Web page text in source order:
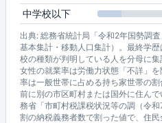
中学校以下
出典: 総務省統計局「令和2年国勢調
基本集計・移動人口集計）。最終学
校の種類が判明している人を分母に集
女性の就業率は労働力状態「不詳」
率は一般世帯に占める持ち家世帯の
前に別の市区町村または国外に住ん
務省「市町村税課税状況等の調（令
割の納税義務者数で割った値で、住民